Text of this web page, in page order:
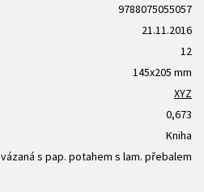
9788075055057
21.11.2016
12
145x205 mm
XYZ
0,673
Kniha
vázaná s pap. potahem s lam. přebalem